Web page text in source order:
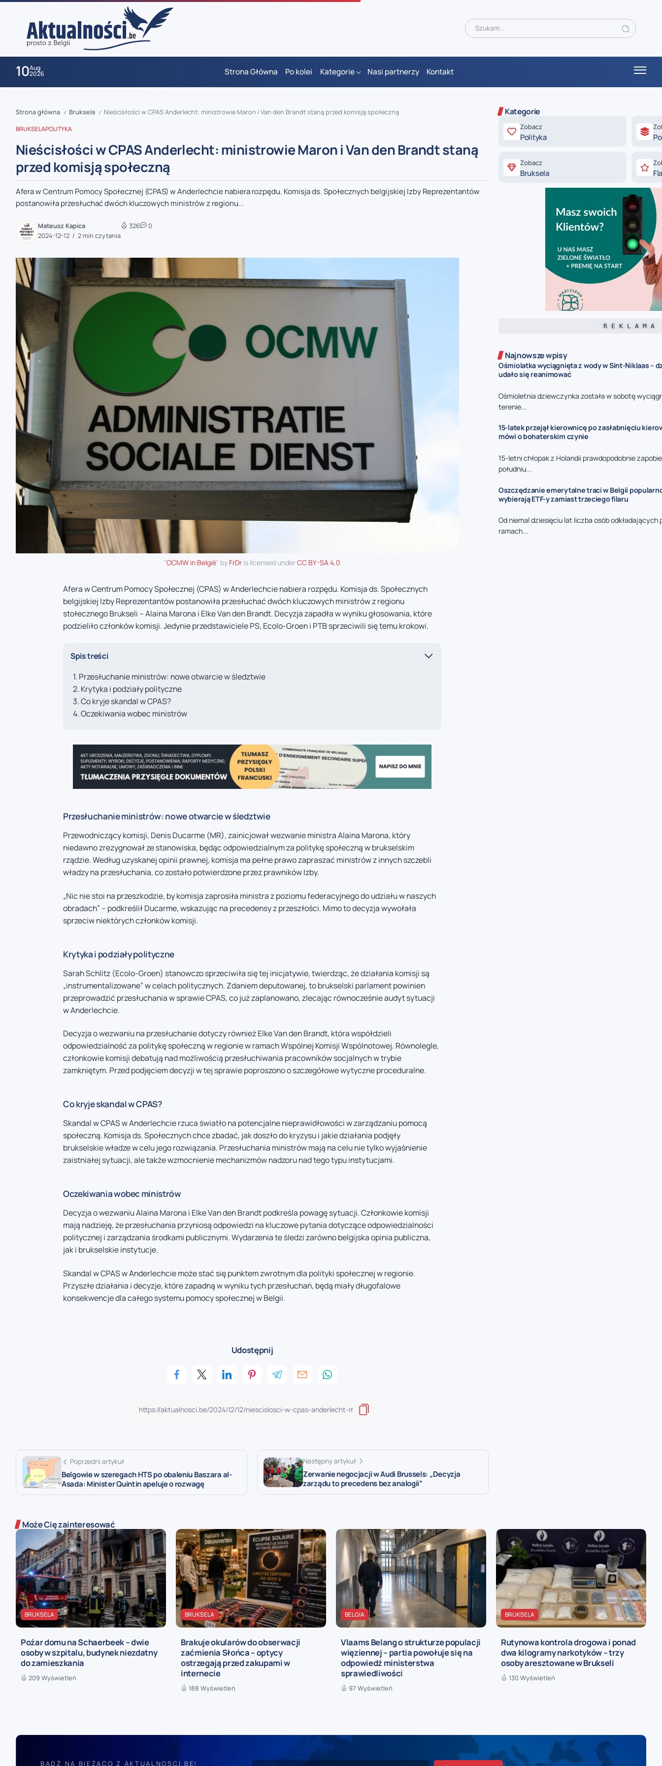
10Aug
2026 Strona Główna Po kolei Kategorie Nasi partnerzy Kontakt
zaobserwuj nas
zaobserwuj nas
zaobserwuj nas
zaobserwuj nas
zaobserwuj nas
Strona główna / Bruksela / Nieścisłości w CPAS Anderlecht: ministrowie Maron i Van den Brandt staną przed komisją społeczną
BRUKSELAPOLITYKA
Nieścisłości w CPAS Anderlecht: ministrowie Maron i Van den Brandt staną
przed komisją społeczną
Afera w Centrum Pomocy Społecznej (CPAS) w Anderlechcie nabiera rozpędu. Komisja ds. Społecznych belgijskiej Izby Reprezentantów
postanowiła przesłuchać dwóch kluczowych ministrów z regionu...
Mateusz Kapica
2024-12-12
2 min czytania
326 0
"OCMW in België" by FrDr is licensed underCC BY-SA 4.0
Afera w Centrum Pomocy Społecznej (CPAS) w Anderlechcie nabiera rozpędu. Komisja ds. Społecznych
belgijskiej Izby Reprezentantów postanowiła przesłuchać dwóch kluczowych ministrów z regionu
stołecznego Brukseli – Alaina Marona i Elke Van den Brandt. Decyzja zapadła w wyniku głosowania, które
podzieliło członków komisji. Jedynie przedstawiciele PS, Ecolo-Groen i PTB sprzeciwili się temu krokowi.
Spis treści
Przesłuchanie ministrów: nowe otwarcie w śledztwie
Krytyka i podziały polityczne
Co kryje skandal w CPAS?
Oczekiwania wobec ministrów
Przesłuchanie ministrów: nowe otwarcie w śledztwie
Przewodniczący komisji, Denis Ducarme (MR), zainicjował wezwanie ministra Alaina Marona, który
niedawno zrezygnował ze stanowiska, będąc odpowiedzialnym za politykę społeczną w brukselskim
rządzie. Według uzyskanej opinii prawnej, komisja ma pełne prawo zapraszać ministrów z innych szczebli
władzy na przesłuchania, co zostało potwierdzone przez prawników Izby.
„Nic nie stoi na przeszkodzie, by komisja zaprosiła ministra z poziomu federacyjnego do udziału w naszych
obradach” – podkreślił Ducarme, wskazując na precedensy z przeszłości. Mimo to decyzja wywołała
sprzeciw niektórych członków komisji.
Krytyka i podziały polityczne
Sarah Schlitz (Ecolo-Groen) stanowczo sprzeciwiła się tej inicjatywie, twierdząc, że działania komisji są
„instrumentalizowane” w celach politycznych. Zdaniem deputowanej, to brukselski parlament powinien
przeprowadzić przesłuchania w sprawie CPAS, co już zaplanowano, zlecając równocześnie audyt sytuacji
w Anderlechcie.
Decyzja o wezwaniu na przesłuchanie dotyczy również Elke Van den Brandt, która współdzieli
odpowiedzialność za politykę społeczną w regionie w ramach Wspólnej Komisji Wspólnotowej. Równolegle,
członkowie komisji debatują nad możliwością przesłuchiwania pracowników socjalnych w trybie
zamkniętym. Przed podjęciem decyzji w tej sprawie poproszono o szczegółowe wytyczne proceduralne.
Co kryje skandal w CPAS?
Skandal w CPAS w Anderlechcie rzuca światło na potencjalne nieprawidłowości w zarządzaniu pomocą
społeczną. Komisja ds. Społecznych chce zbadać, jak doszło do kryzysu i jakie działania podjęły
brukselskie władze w celu jego rozwiązania. Przesłuchania ministrów mają na celu nie tylko wyjaśnienie
zaistniałej sytuacji, ale także wzmocnienie mechanizmów nadzoru nad tego typu instytucjami.
Oczekiwania wobec ministrów
Decyzja o wezwaniu Alaina Marona i Elke Van den Brandt podkreśla powagę sytuacji. Członkowie komisji
mają nadzieję, że przesłuchania przyniosą odpowiedzi na kluczowe pytania dotyczące odpowiedzialności
politycznej i zarządzania środkami publicznymi. Wydarzenia te śledzi zarówno belgijska opinia publiczna,
jak i brukselskie instytucje.
Skandal w CPAS w Anderlechcie może stać się punktem zwrotnym dla polityki społecznej w regionie.
Przyszłe działania i decyzje, które zapadną w wyniku tych przesłuchań, będą miały długofalowe
konsekwencje dla całego systemu pomocy społecznej w Belgii.
Udostępnij
Poprzedni artykuł
Belgowie w szeregach HTS po obaleniu Baszara al-
Asada: Minister Quintin apeluje o rozwagę
Następny artykuł
Zerwanie negocjacji w Audi Brussels: „Decyzja
zarządu to precedens bez analogii”
Kategorie
Zobacz
Polityka
Zobacz
Bruksela
R E K L A M A
Najnowsze wpisy
Ośmiolatka wyciągnięta z wody w Sint-Niklaas –
udało się reanimować
Ośmioletnia dziewczynka została w sobotę
terenie...
15-latek przejął kierownicę po zasłabnięciu
mówi o bohaterskim czynie
15-letni chłopak z Holandii prawdopodobnie
południu...
Oszczędzanie emerytalne traci w Belgii
wybierają ETF-y zamiast trzeciego filaru
Od niemal dziesięciu lat liczba osób odkładających
ramach...
Może Cię zainteresować
BRUKSELA
Pożar domu na Schaerbeek – dwie
osoby w szpitalu, budynek niezdatny
do zamieszkania
209 Wyświetleń
BRUKSELA
Brakuje okularów do obserwacji
zaćmienia Słońca – optycy
ostrzegają przed zakupami w
internecie
188 Wyświetleń
BELGIA
Vlaams Belang o strukturze populacji
więziennej – partia powołuje się na
odpowiedź ministerstwa
sprawiedliwości
97 Wyświetleń
BRUKSELA
Rutynowa kontrola drogowa i ponad
dwa kilogramy narkotyków – trzy
osoby aresztowane w Brukseli
130 Wyświetleń
BĄDŹ NA BIEŻĄCO Z AKTUALNOSCI.BE!